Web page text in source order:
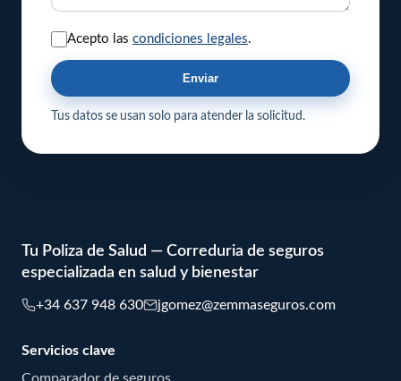
Acepto las condiciones legales.
Enviar
Tus datos se usan solo para atender la solicitud.
Tu Poliza de Salud — Correduria de seguros
especializada en salud y bienestar
+34 637 948 630 jgomez@zemmaseguros.com
Servicios clave
Comparador de seguros